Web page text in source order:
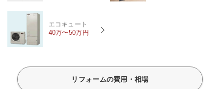
エコキュート
40万〜50万円
リフォームの費用・相場